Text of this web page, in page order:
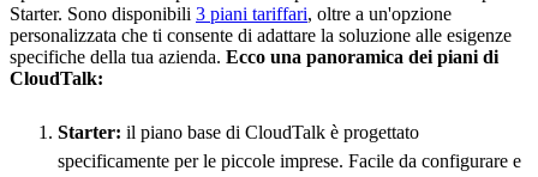
Starter. Sono disponibili 3 piani tariffari, oltre a un'opzione
personalizzata che ti consente di adattare la soluzione alle esigenze
specifiche della tua azienda. Ecco una panoramica dei piani di
CloudTalk:
Starter: il piano base di CloudTalk è progettato
specificamente per le piccole imprese. Facile da configurare e